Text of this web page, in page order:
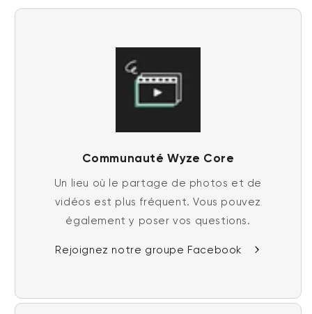
Communauté Wyze Core
Un lieu où le partage de photos et de
vidéos est plus fréquent. Vous pouvez
également y poser vos questions.
Rejoignez notre groupe Facebook